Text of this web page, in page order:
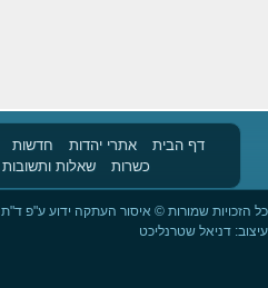
דף הבית אתרי יהדות חדשות
כשרות
שאלות ותשובות
כל הזכויות שמורות © איסור העתקה ידוע ע"פ ד"ת
עיצוב: דניאל שטרנליכט